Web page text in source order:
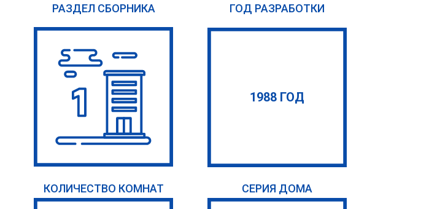
РАЗДЕЛ СБОРНИКА ГОД РАЗРАБОТКИ
1988 ГОД
КОЛИЧЕСТВО КОМНАТ СЕРИЯ ДОМА